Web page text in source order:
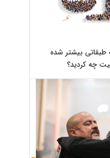
طبقاتی بیشتر شده
چه کردید؟